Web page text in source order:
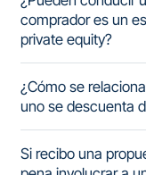
comprador es un
private equity?
¿Cómo se
uno se descuenta
Si recibo una